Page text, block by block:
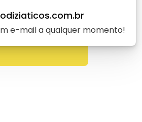
e-mail a qualquer momento!